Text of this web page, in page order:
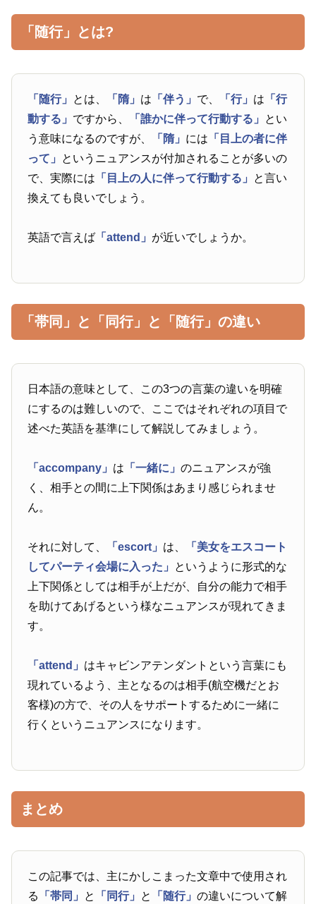
「随行」とは?
「随行」 とは、 「隋」 は 「伴う」 で、 「行」 は 「行
動する」 ですから、 「誰かに伴って行動する」 とい
う意味になるのですが、
「隋」 には 「目上の者に伴
って」 というニュアンスが付加されることが多いの
で、実際には 「目上の人に伴って行動する」 と言い
換えても良いでしょう。
英語で言えば 「attend」 が近いでしょうか。
「帯同」と「同行」と「随行」の違い
日本語の意味として、この3つの言葉の違いを明確
にするのは難しいので、ここではそれぞれの項目で
述べた英語を基準にして解説してみましょう。
「accompany」 は 「一緒に」のニュアンスが強
く、相手との間に上下関係はあまり感じられませ
ん。
それに対して、 「escort」 は、
「美女をエスコート
してパーティ会場に入った」 というように形式的な
上下関係としては相手が上だが、自分の能力で相手
を助けてあげるという様なニュアンスが現れてきま
す。
「attend」 はキャビンアテンダントという言葉にも
現れているよう、主となるのは相手(航空機だとお
客様)の方で、その人をサポートするために一緒に
行くというニュアンスになります。
まとめ
この記事では、主にかしこまった文章中で使用され
る
「帯同」 と 「同行」 と 「随行」の違いについて解